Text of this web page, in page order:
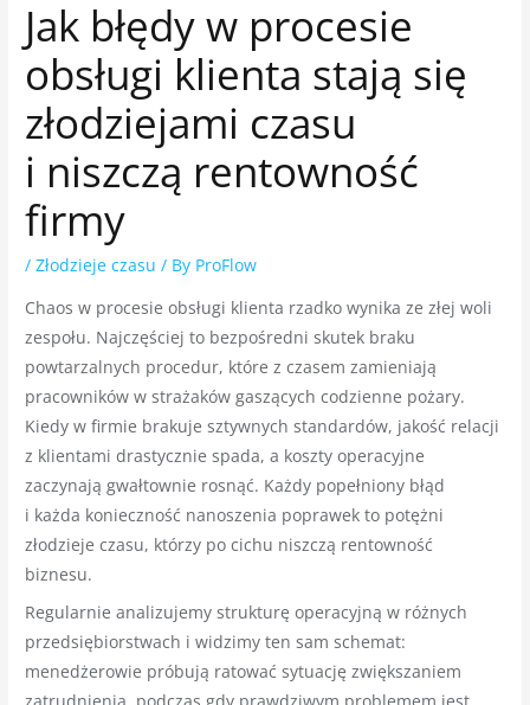
Jak błędy w procesie
obsługi klienta stają się
złodziejami czasu
i niszczą rentowność
firmy
/Złodzieje czasu / By ProFlow
Chaos w procesie obsługi klienta rzadko wynika ze złej woli
zespołu. Najczęściej to bezpośredni skutek braku
powtarzalnych procedur, które z czasem zamieniają
pracowników w strażaków gaszących codzienne pożary.
Kiedy w firmie brakuje sztywnych standardów, jakość relacji
z klientami drastycznie spada, a koszty operacyjne
zaczynają gwałtownie rosnąć. Każdy popełniony błąd
i każda konieczność nanoszenia poprawek to potężni
złodzieje czasu, którzy po cichu niszczą rentowność
biznesu.
Regularnie analizujemy strukturę operacyjną w różnych
przedsiębiorstwach i widzimy ten sam schemat:
menedżerowie próbują ratować sytuację zwiększaniem
zatrudnienia, podczas gdy prawdziwym problemem jest